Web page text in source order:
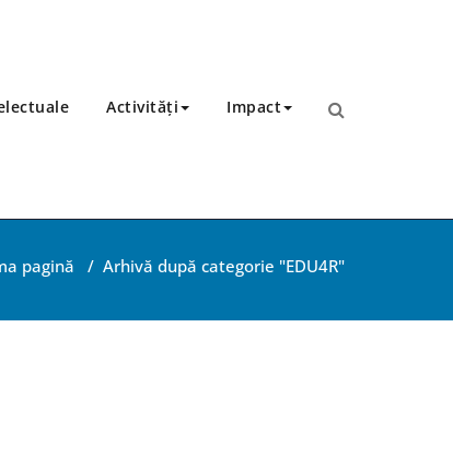
Activități Impact
pagină / Arhivă după categorie "EDU4R"